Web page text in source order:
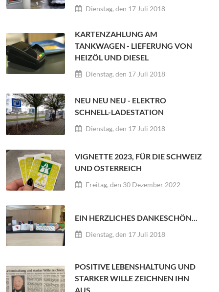
Dienstag, den 17 Juli 2018
KARTENZAHLUNG AM
TANKWAGEN - LIEFERUNG VON
HEIZÖL UND DIESEL
Dienstag, den 17 Juli 2018
NEU NEU NEU - ELEKTRO
SCHNELL-LADESTATION
Dienstag, den 17 Juli 2018
VIGNETTE 2023, FÜR DIE SCHWEIZ
UND ÖSTERREICH
Freitag, den 30 Dezember 2022
EIN HERZLICHES DANKESCHÖN...
Dienstag, den 17 Juli 2018
POSITIVE LEBENSHALTUNG UND
STARKER WILLE ZEICHNEN IHN
AUS.